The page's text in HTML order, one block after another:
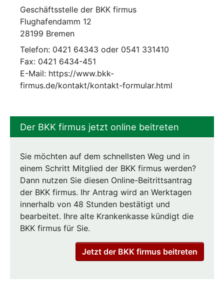
Geschäftsstelle der BKK firmus
Flughafendamm 12
28199 Bremen
Telefon: 0421 64343 oder 0541 331410
Fax: 0421 6434-451
E-Mail: https://www.bkk-
firmus.de/kontakt/kontakt-formular.html
Der BKK firmus jetzt online beitreten
Sie möchten auf dem schnellsten Weg und in
einem Schritt Mitglied der BKK firmus werden?
Dann nutzen Sie diesen Online-Beitrittsantrag
der BKK firmus. Ihr Antrag wird an Werktagen
innerhalb von 48 Stunden bestätigt und
bearbeitet. Ihre alte Krankenkasse kündigt die
BKK firmus für Sie.
Jetzt der BKK firmus beitreten